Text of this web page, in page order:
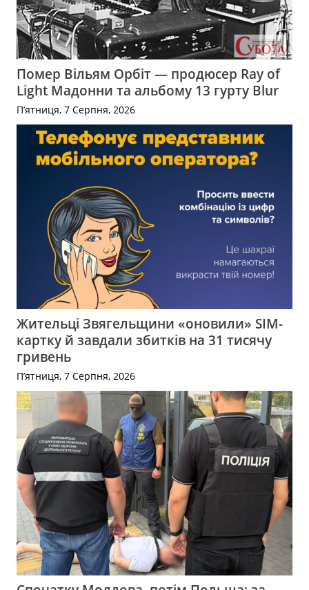
Помер Вільям Орбіт — продюсер Ray of
Light Мадонни та альбому 13 гурту Blur
П’ятниця, 7 Серпня, 2026
Жительці Звягельщини «оновили» SIM-
картку й завдали збитків на 31 тисячу
гривень
П’ятниця, 7 Серпня, 2026